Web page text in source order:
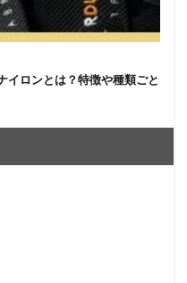
イロンとは？特徴や種類ごと